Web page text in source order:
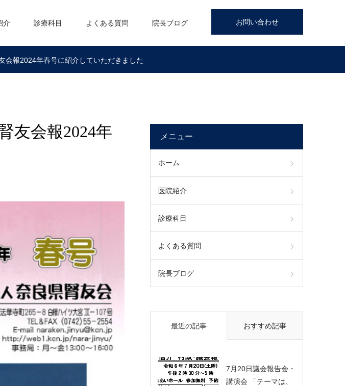
お問い合わせ
介 診療科目 よくある質問 院長ブログ
会報2024年春号に紹介していただきました
友会報2024年
メニュー
ホーム
医院紹介
診療科目
よくある質問
院長ブログ
最近の記事 おすすめ記事
7月20日議会報告会・
講演会 「テーマは、